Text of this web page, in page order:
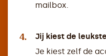
mailbox.
4.
Jij kiest de
Je kiest zelf de